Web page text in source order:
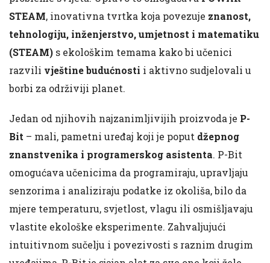
STEAM, inovativna tvrtka koja povezuje znanost,
tehnologiju, inženjerstvo, umjetnost i matematiku
(STEAM) s ekološkim temama kako bi učenici
razvili vještine budućnosti i aktivno sudjelovali u
borbi za održiviji planet.
Jedan od njihovih najzanimljivijih proizvoda je P-
Bit – mali, pametni uređaj koji je poput džepnog
znanstvenika i programerskog asistenta. P-Bit
omogućava učenicima da programiraju, upravljaju
senzorima i analiziraju podatke iz okoliša, bilo da
mjere temperaturu, svjetlost, vlagu ili osmišljavaju
vlastite ekološke eksperimente. Zahvaljujući
intuitivnom sučelju i povezivosti s raznim drugim